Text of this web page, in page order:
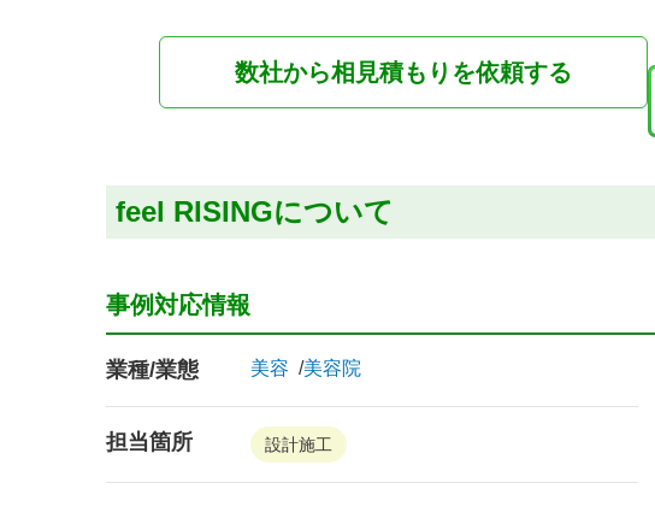
数社から相見積もりを依頼する
feel RISINGについて
事例対応情報
業種/業態 美容 美容院
担当箇所 設計施工